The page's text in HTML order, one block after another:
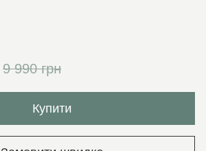
9 990 грн
Купити